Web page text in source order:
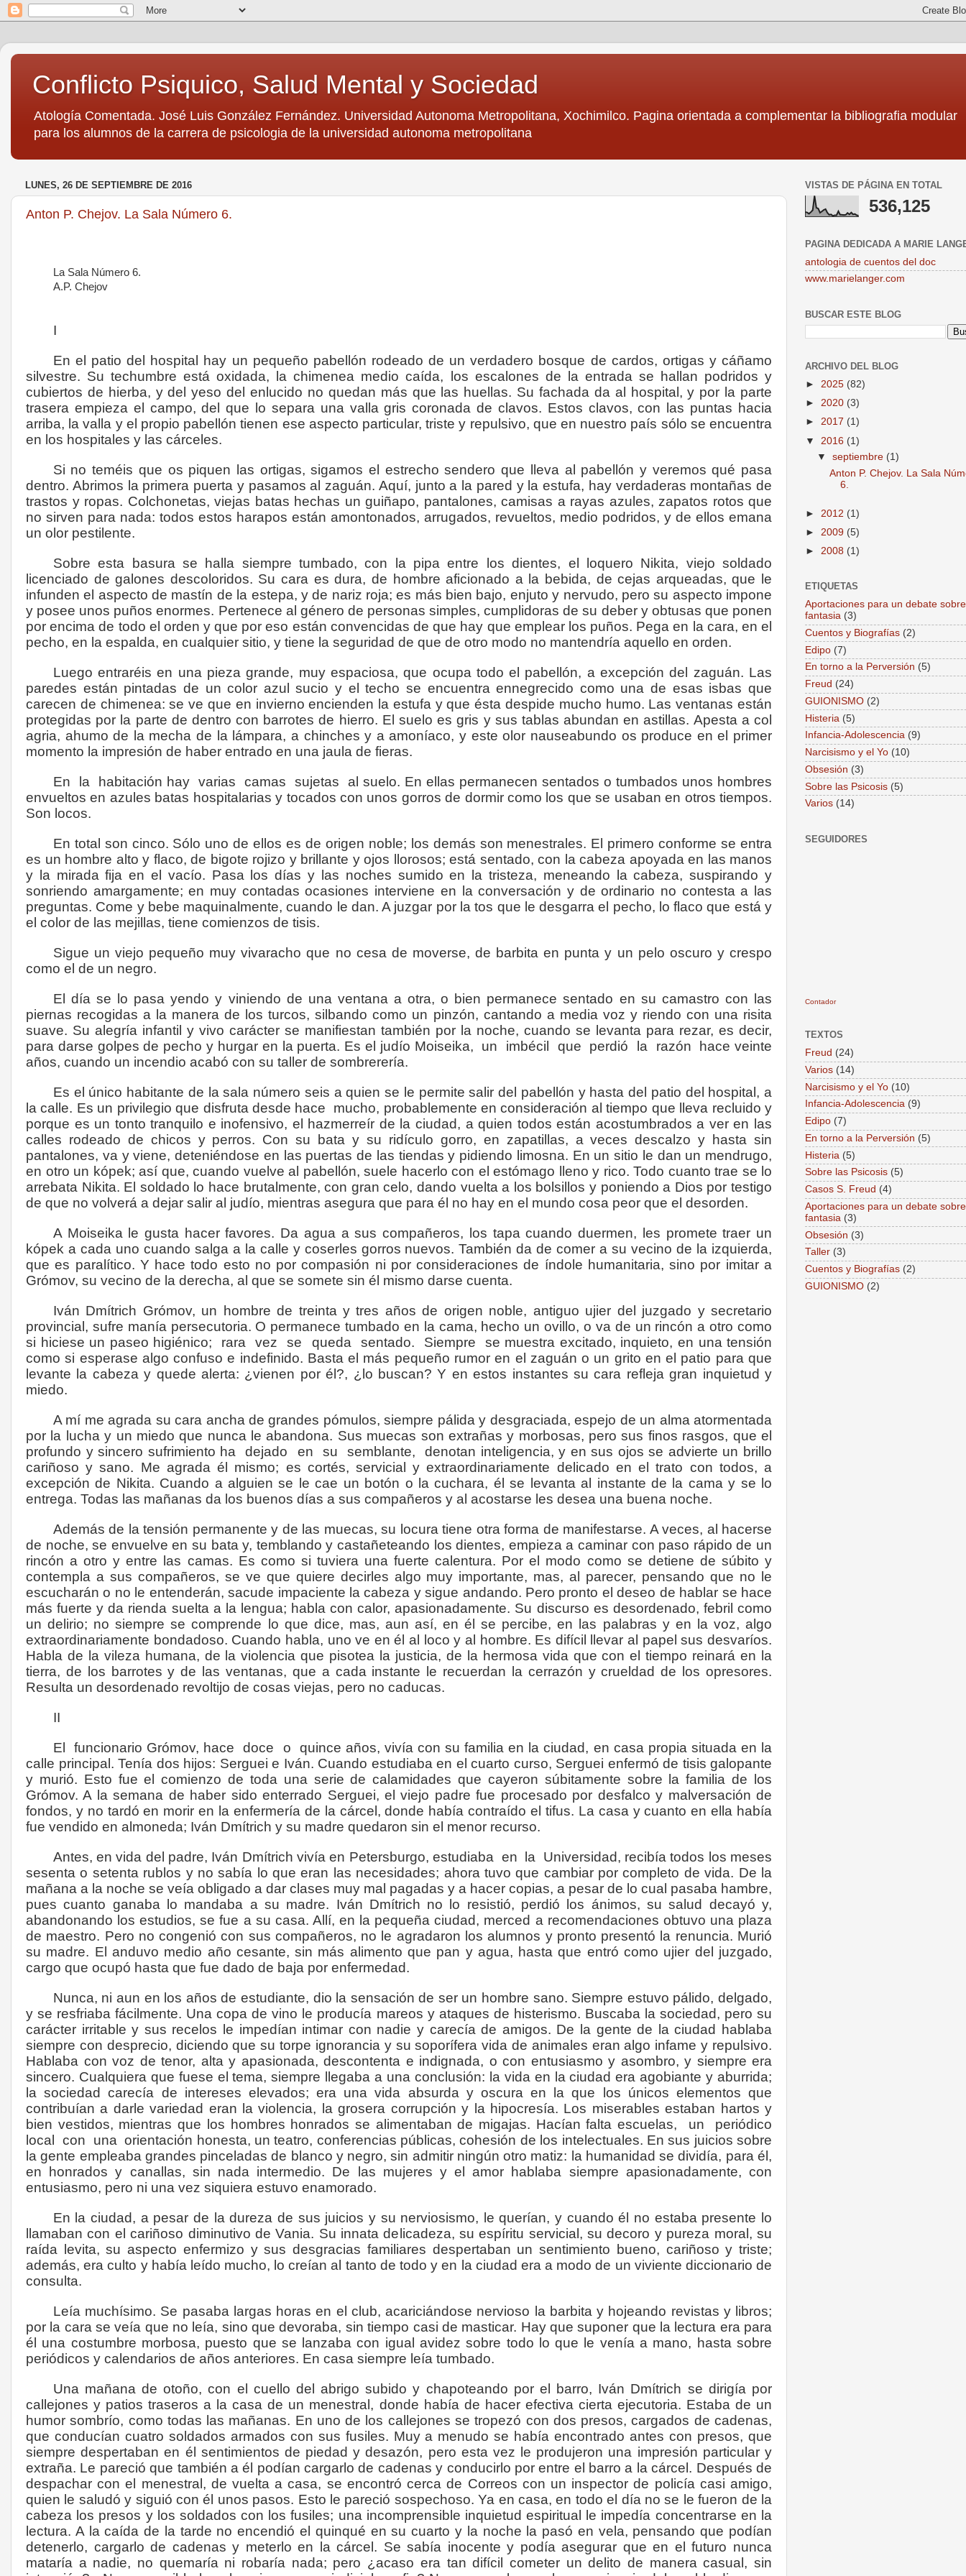
Conflicto Psiquico, Salud Mental y Sociedad
Atología Comentada. José Luis González Fernández. Universidad Autonoma Metropolitana, Xochimilco. Pagina orientada a complementar la bibliografia modular
para los alumnos de la carrera de psicologia de la universidad autonoma metropolitana
LUNES, 26 DE SEPTIEMBRE DE 2016
Anton P. Chejov. La Sala Número 6.
La Sala Número 6.
A.P. Chejov
I
En el patio del hospital hay un pequeño pabellón rodeado de un verdadero bosque de cardos, ortigas y cáñamo
silvestre. Su techumbre está oxidada, la chimenea medio caída, los escalones de la entrada se hallan podridos y
cubiertos de hierba, y del yeso del enlucido no quedan más que las huellas. Su fachada da al hospital, y por la parte
trasera empieza el campo, del que lo separa una valla gris coronada de clavos. Estos clavos, con las puntas hacia
arriba, la valla y el propio pabellón tienen ese aspecto particular, triste y repulsivo, que en nuestro país sólo se encuentra
en los hospitales y las cárceles.
Si no teméis que os piquen las ortigas, sigamos el estrecho sendero que lleva al pabellón y veremos qué pasa
dentro. Abrimos la primera puerta y pasamos al zaguán. Aquí, junto a la pared y la estufa, hay verdaderas montañas de
trastos y ropas. Colchonetas, viejas batas hechas un guiñapo, pantalones, camisas a rayas azules, zapatos rotos que
no sirven para nada: todos estos harapos están amontonados, arrugados, revueltos, medio podridos, y de ellos emana
un olor pestilente.
Sobre esta basura se halla siempre tumbado, con la pipa entre los dientes, el loquero Nikita, viejo soldado
licenciado de galones descoloridos. Su cara es dura, de hombre aficionado a la bebida, de cejas arqueadas, que le
infunden el aspecto de mastín de la estepa, y de nariz roja; es más bien bajo, enjuto y nervudo, pero su aspecto impone
y posee unos puños enormes. Pertenece al género de personas simples, cumplidoras de su deber y obtusas que ponen
por encima de todo el orden y que por eso están convencidas de que hay que emplear los puños. Pega en la cara, en el
pecho, en la espalda, en cualquier sitio, y tiene la seguridad de que de otro modo no mantendría aquello en orden.
Luego entraréis en una pieza grande, muy espaciosa, que ocupa todo el pabellón, a excepción del zaguán. Las
paredes están pintadas de un color azul sucio y el techo se encuentra ennegrecido como una de esas isbas que
carecen de chimenea: se ve que en invierno encienden la estufa y que ésta despide mucho humo. Las ventanas están
protegidas por la parte de dentro con barrotes de hierro. El suelo es gris y sus tablas abundan en astillas. Apesta a col
agria, ahumo de la mecha de la lámpara, a chinches y a amoníaco, y este olor nauseabundo os produce en el primer
momento la impresión de haber entrado en una jaula de fieras.
En
la habitación hay varias camas sujetas
al suelo. En ellas permanecen sentados o tumbados unos hombres
envueltos en azules batas hospitalarias y tocados con unos gorros de dormir como los que se usaban en otros tiempos.
Son locos.
En total son cinco. Sólo uno de ellos es de origen noble; los demás son menestrales. El primero conforme se entra
es un hombre alto y flaco, de bigote rojizo y brillante y ojos llorosos; está sentado, con la cabeza apoyada en las manos
y la mirada fija en el vacío. Pasa los días y las noches sumido en la tristeza, meneando la cabeza, suspirando y
sonriendo amargamente; en muy contadas ocasiones interviene en la conversación y de ordinario no contesta a las
preguntas. Come y bebe maquinalmente, cuando le dan. A juzgar por la tos que le desgarra el pecho, lo flaco que está y
el color de las mejillas, tiene comienzos de tisis.
Sigue un viejo pequeño muy vivaracho que no cesa de moverse, de barbita en punta y un pelo oscuro y crespo
como el de un negro.
El día se lo pasa yendo y viniendo de una ventana a otra, o bien permanece sentado en su camastro con las
piernas recogidas a la manera de los turcos, silbando como un pinzón, cantando a media voz y riendo con una risita
suave. Su alegría infantil y vivo carácter se manifiestan también por la noche, cuando se levanta para rezar, es decir,
para darse golpes de pecho y hurgar en la puerta. Es el judío Moiseika,
un imbécil que perdió la razón
hace veinte
años, cuando un incendio acabó con su taller de sombrerería.
Es el único habitante de la sala número seis a quien se le permite salir del pabellón y hasta del patio del hospital, a
la calle. Es un privilegio que disfruta desde hace
mucho, probablemente en consideración al tiempo que lleva recluido y
porque es un tonto tranquilo e inofensivo, el hazmerreír de la ciudad, a quien todos están acostumbrados a ver en las
calles rodeado de chicos y perros. Con su bata y su ridículo gorro, en zapatillas, a veces descalzo y hasta sin
pantalones, va y viene, deteniéndose en las puertas de las tiendas y pidiendo limosna. En un sitio le dan un mendrugo,
en otro un kópek; así que, cuando vuelve al pabellón, suele hacerlo con el estómago lleno y rico. Todo cuanto trae se lo
arrebata Nikita. El soldado lo hace brutalmente, con gran celo, dando vuelta a los bolsillos y poniendo a Dios por testigo
de que no volverá a dejar salir al judío, mientras asegura que para él no hay en el mundo cosa peor que el desorden.
A Moiseika le gusta hacer favores. Da agua a sus compañeros, los tapa cuando duermen, les promete traer un
kópek a cada uno cuando salga a la calle y coserles gorros nuevos. También da de comer a su vecino de la izquierda,
que es paralítico. Y hace todo esto no por compasión ni por consideraciones de índole humanitaria, sino por imitar a
Grómov, su vecino de la derecha, al que se somete sin él mismo darse cuenta.
Iván Dmítrich Grómov, un hombre de treinta y tres años de origen noble, antiguo ujier del juzgado y secretario
provincial, sufre manía persecutoria. O permanece tumbado en la cama, hecho un ovillo, o va de un rincón a otro como
si hiciese un paseo higiénico;
rara vez se queda sentado. Siempre
se muestra excitado, inquieto, en una tensión
como si esperase algo confuso e indefinido. Basta el más pequeño rumor en el zaguán o un grito en el patio para que
levante la cabeza y quede alerta: ¿vienen por él?, ¿lo buscan? Y en estos instantes su cara refleja gran inquietud y
miedo.
A mí me agrada su cara ancha de grandes pómulos, siempre pálida y desgraciada, espejo de un alma atormentada
por la lucha y un miedo que nunca le abandona. Sus muecas son extrañas y morbosas, pero sus finos rasgos, que el
profundo y sincero sufrimiento ha
dejado en su semblante,
denotan inteligencia, y en sus ojos se advierte un brillo
cariñoso y sano. Me agrada él mismo; es cortés, servicial y extraordinariamente delicado en el trato con todos, a
excepción de Nikita. Cuando a alguien se le cae un botón o la cuchara, él se levanta al instante de la cama y se lo
entrega. Todas las mañanas da los buenos días a sus compañeros y al acostarse les desea una buena noche.
Además de la tensión permanente y de las muecas, su locura tiene otra forma de manifestarse. A veces, al hacerse
de noche, se envuelve en su bata y, temblando y castañeteando los dientes, empieza a caminar con paso rápido de un
rincón a otro y entre las camas. Es como si tuviera una fuerte calentura. Por el modo como se detiene de súbito y
contempla a sus compañeros, se ve que quiere decirles algo muy importante, mas, al parecer, pensando que no le
escucharán o no le entenderán, sacude impaciente la cabeza y sigue andando. Pero pronto el deseo de hablar se hace
más fuerte y da rienda suelta a la lengua; habla con calor, apasionadamente. Su discurso es desordenado, febril como
un delirio; no siempre se comprende lo que dice, mas, aun así, en él se percibe, en las palabras y en la voz, algo
extraordinariamente bondadoso. Cuando habla, uno ve en él al loco y al hombre. Es difícil llevar al papel sus desvaríos.
Habla de la vileza humana, de la violencia que pisotea la justicia, de la hermosa vida que con el tiempo reinará en la
tierra, de los barrotes y de las ventanas, que a cada instante le recuerdan la cerrazón y crueldad de los opresores.
Resulta un desordenado revoltijo de cosas viejas, pero no caducas.
II
El
funcionario Grómov, hace doce o
quince años, vivía con su familia en la ciudad, en casa propia situada en la
calle principal. Tenía dos hijos: Serguei e Iván. Cuando estudiaba en el cuarto curso, Serguei enfermó de tisis galopante
y murió. Esto fue el comienzo de toda una serie de calamidades que cayeron súbitamente sobre la familia de los
Grómov. A la semana de haber sido enterrado Serguei, el viejo padre fue procesado por desfalco y malversación de
fondos, y no tardó en morir en la enfermería de la cárcel, donde había contraído el tifus. La casa y cuanto en ella había
fue vendido en almoneda; Iván Dmítrich y su madre quedaron sin el menor recurso.
Antes, en vida del padre, Iván Dmítrich vivía en Petersburgo, estudiaba en la
Universidad, recibía todos los meses
sesenta o setenta rublos y no sabía lo que eran las necesidades; ahora tuvo que cambiar por completo de vida. De la
mañana a la noche se veía obligado a dar clases muy mal pagadas y a hacer copias, a pesar de lo cual pasaba hambre,
pues cuanto ganaba lo mandaba a su madre. Iván Dmítrich no lo resistió, perdió los ánimos, su salud decayó y,
abandonando los estudios, se fue a su casa. Allí, en la pequeña ciudad, merced a recomendaciones obtuvo una plaza
de maestro. Pero no congenió con sus compañeros, no le agradaron los alumnos y pronto presentó la renuncia. Murió
su madre. El anduvo medio año cesante, sin más alimento que pan y agua, hasta que entró como ujier del juzgado,
cargo que ocupó hasta que fue dado de baja por enfermedad.
Nunca, ni aun en los años de estudiante, dio la sensación de ser un hombre sano. Siempre estuvo pálido, delgado,
y se resfriaba fácilmente. Una copa de vino le producía mareos y ataques de histerismo. Buscaba la sociedad, pero su
carácter irritable y sus recelos le impedían intimar con nadie y carecía de amigos. De la gente de la ciudad hablaba
siempre con desprecio, diciendo que su torpe ignorancia y su soporífera vida de animales eran algo infame y repulsivo.
Hablaba con voz de tenor, alta y apasionada, descontenta e indignada, o con entusiasmo y asombro, y siempre era
sincero. Cualquiera que fuese el tema, siempre llegaba a una conclusión: la vida en la ciudad era agobiante y aburrida;
la sociedad carecía de intereses elevados; era una vida absurda y oscura en la que los únicos elementos que
contribuían a darle variedad eran la violencia, la grosera corrupción y la hipocresía. Los miserables estaban hartos y
bien vestidos, mientras que los hombres honrados se alimentaban de migajas. Hacían falta escuelas,
un
periódico
local
con una orientación honesta, un teatro, conferencias públicas, cohesión de los intelectuales. En sus juicios sobre
la gente empleaba grandes pinceladas de blanco y negro, sin admitir ningún otro matiz: la humanidad se dividía, para él,
en honrados y canallas, sin nada intermedio. De las mujeres y el amor hablaba siempre apasionadamente, con
entusiasmo, pero ni una vez siquiera estuvo enamorado.
En la ciudad, a pesar de la dureza de sus juicios y su nerviosismo, le querían, y cuando él no estaba presente lo
llamaban con el cariñoso diminutivo de Vania. Su innata delicadeza, su espíritu servicial, su decoro y pureza moral, su
raída levita, su aspecto enfermizo y sus desgracias familiares despertaban un sentimiento bueno, cariñoso y triste;
además, era culto y había leído mucho, lo creían al tanto de todo y en la ciudad era a modo de un viviente diccionario de
consulta.
Leía muchísimo. Se pasaba largas horas en el club, acariciándose nervioso la barbita y hojeando revistas y libros;
por la cara se veía que no leía, sino que devoraba, sin tiempo casi de masticar. Hay que suponer que la lectura era para
él una costumbre morbosa, puesto que se lanzaba con igual avidez sobre todo lo que le venía a mano, hasta sobre
periódicos y calendarios de años anteriores. En casa siempre leía tumbado.
Una mañana de otoño, con el cuello del abrigo subido y chapoteando por el barro, Iván Dmítrich se dirigía por
callejones y patios traseros a la casa de un menestral, donde había de hacer efectiva cierta ejecutoria. Estaba de un
humor sombrío, como todas las mañanas. En uno de los callejones se tropezó con dos presos, cargados de cadenas,
que conducían cuatro soldados armados con sus fusiles. Muy a menudo se había encontrado antes con presos, que
siempre despertaban en él sentimientos de piedad y desazón, pero esta vez le produjeron una impresión particular y
extraña. Le pareció que también a él podían cargarlo de cadenas y conducirlo por entre el barro a la cárcel. Después de
despachar con el menestral, de vuelta a casa, se encontró cerca de Correos con un inspector de policía casi amigo,
quien le saludó y siguió con él unos pasos. Esto le pareció sospechoso. Ya en casa, en todo el día no se le fueron de la
cabeza los presos y los soldados con los fusiles; una incomprensible inquietud espiritual le impedía concentrarse en la
lectura. A la caída de la tarde no encendió el quinqué en su cuarto y la noche la pasó en vela, pensando que podían
detenerlo, cargarlo de cadenas y meterlo en la cárcel. Se sabía inocente y podía asegurar que en el futuro nunca
mataría a nadie, no quemaría ni robaría nada; pero ¿acaso era tan difícil cometer un delito de manera casual, sin
VISTAS DE PÁGINA EN TOTAL
536,125
PAGINA DEDICADA A MARIE
antologia de cuentos del doc
www.marielanger.com
BUSCAR ESTE BLOG
ARCHIVO DEL BLOG
► 2025 (82)
► 2020 (3)
► 2017 (1)
▼ 2016 (1)
▼septiembre (1)
Anton P. Chejov. La Sala
6.
► 2012 (1)
► 2009 (5)
► 2008 (1)
ETIQUETAS
Aportaciones para un debate
fantasia (3)
Cuentos y Biografías (2)
Edipo (7)
En torno a la Perversión (5)
Freud (24)
GUIONISMO (2)
Histeria (5)
Infancia-Adolescencia (9)
Narcisismo y el Yo (10)
Obsesión (3)
Sobre las Psicosis (5)
Varios (14)
SEGUIDORES
Contador
TEXTOS
Freud (24)
Varios (14)
Narcisismo y el Yo (10)
Infancia-Adolescencia (9)
Edipo (7)
En torno a la Perversión (5)
Histeria (5)
Sobre las Psicosis (5)
Casos S. Freud (4)
Aportaciones para un debate
fantasia (3)
Obsesión (3)
Taller (3)
Cuentos y Biografías (2)
GUIONISMO (2)